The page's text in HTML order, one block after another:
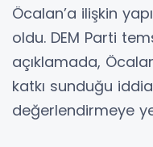
Öcalan’a ilişkin
oldu. DEM Parti
açıklamada,
katkı sunduğu
değerlendirmeye